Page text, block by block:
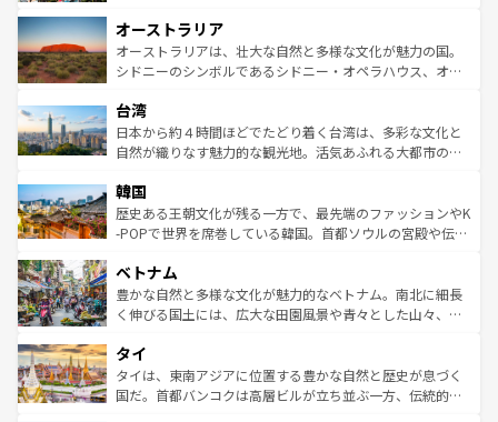
部のニューオーリンズでは、音楽と美食が融合した独特の
文化が魅力。旅行者はアメリカの各地域で異なる魅力を楽
しみながら、その多様性と豊かな歴史を感じることができ
ならではの贅沢な旅のスタイルだ。 なお、新着のアメリカ
情報はコンテンツ一覧を参照してほしい。
ワイ島は見逃せない。また、定番の観光地といえばオアフ
島だが、静かな自然を求めるならマウイ島やカウアイ島が
おすすめ。エメラルドグリーンに輝く海をはじめ、豊かな
れるおもてなしの心で訪れる人々を迎えてくれるハワイの
人々、おいしいローカルフードやハワイアンミュージッ
ク、伝統的なフラダンスなど、すべてがハワイの魅力を彩
ワイを、存分に味わってほしい。 なお、新着のハワイ情報
はコンテンツ一覧を参照してほしい。
オーストラリア
オーストラリアは、壮大な自然と多様な文化が魅力の国。
シドニーのシンボルであるシドニー・オペラハウス、オー
リアリーフや大陸中央部にそびえるウルル（エアーズロッ
ク）、タスマニアの美しい原生林やケアンズの熱帯雨林な
ど、見どころがたくさん。また、カフェやワイン、オージ
いる。アクティビティも充実しており、サーフィンやダイ
ビング、ハイキングなど、アウトドア好きにはたまらな
い。オーストラリアの多彩な魅力を存分に味わいつくそ
参照してほしい。
台湾
日本から約４時間ほどでたどり着く台湾は、多彩な文化と
自然が織りなす魅力的な観光地。活気あふれる大都市の台
ン）、静ひつな山岳地帯である台湾東部など、都市の喧騒
と山間の静けさが共存しており、訪れる人に新しい発見と
驚きをもたらしてくれる。また、奥深い台湾の食文化も魅
容にもいいと評判のスイーツなど、バラエティ豊かな料理
が味わえる。 なお、新着の台湾情報は コンテンツ一覧を参
照してほしい。
韓国
歴史ある王朝文化が残る一方で、最先端のファッションやK
-POPで世界を席巻している韓国。首都ソウルの宮殿や伝統
き、地方に足を延ばせば四季折々の自然美を楽しむことが
できる。そして、キムチや焼肉、絶品のストリートフード
まで、さまざまな韓国料理が待っている。夜には、韓国な
リティに包まれながら、韓国の多彩な魅力を心ゆくまで味
わってみてほしい。 なお、新着の韓国情報はコンテンツ一
覧を参照してほしい。
ベトナム
豊かな自然と多様な文化が魅力的なベトナム。南北に細長
く伸びる国土には、広大な田園風景や青々とした山々、世
急速な発展と共に伝統が息づく。ハノイの古い町並みやホ
ーチミン市のフランス統治時代の建物も、独特の雰囲気を
醸し出している。また、バラエティの豊かさとおいしさで
タイ
タイは、東南アジアに位置する豊かな自然と歴史が息づく
国だ。首都バンコクは高層ビルが立ち並ぶ一方、伝統的な